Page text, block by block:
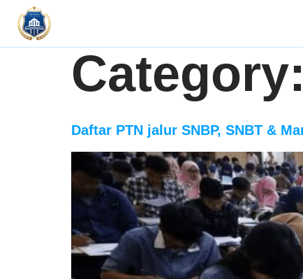
Category:
Daftar PTN jalur SNBP, SNBT &